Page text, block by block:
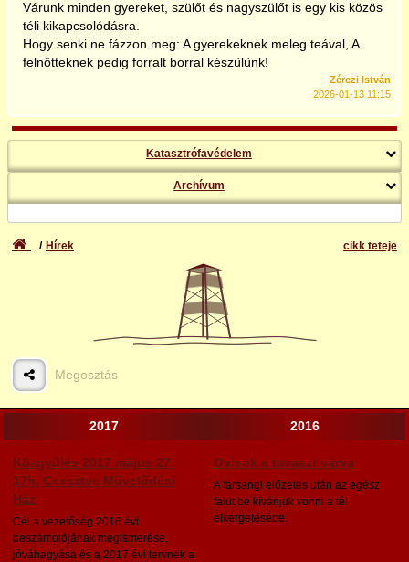
Várunk minden gyereket, szülőt és nagyszülőt is egy kis közös
téli kikapcsolódásra.
Hogy senki ne fázzon meg: A gyerekeknek meleg teával, A
felnőtteknek pedig forralt borral készülünk!
Zérczi István
2026-01-13 11:15
Katasztrófavédelem
Archívum
cikk teteje
Hírek
Megosztás
2017
Közgyűlés 2017 május 27.
17h. Csesztve Művelődési
Ház
Cél a vezetőség 2016 évi
beszámolójának megismerése,
jóváhagyása és a 2017 évi tervnek a
2016
Ovisok a tavaszt várva
A farsangi előzetes után az egész
falut be kívánjuk vonni a tél
elkergetésébe.